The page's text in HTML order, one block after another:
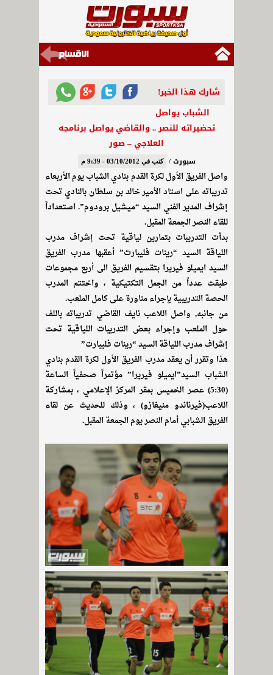
شارك هذا الخبر!
الشباب يواصل
تحضيراته للنصر .. والقاضي يواصل برنامجه
العلاجي – صور
سبورت / كتب في 03/10/2012 - 9:39 م
واصل الفريق الأول لكرة القدم بنادي الشباب يوم الأربعاء
تدريباته على استاد الأمير خالد بن سلطان بالنادي تحت
إشراف المدير الفني السيد “ميشيل برودوم”. استعداداً
للقاء النصر الجمعة المقبل.
بدأت التدريبات بتمارين لياقية تحت إشراف مدرب
اللياقة السيد “رينات فليبارت” أعقبها مدرب الفريق
السيد ايميلو فيريرا بتقسيم الفريق الى أربع مجموعات
طبقت عدداً من الجمل التكتيكية ، واختتم المدرب
الحصة التدريبية بإجراء مناورة على كامل الملعب.
من جانبه, واصل اللاعب نايف القاضي تدريباته باللف
حول الملعب وإجراء بعض التدريبات اللياقية تحت
إشراف مدرب اللياقة السيد “رينات فليبارت”
هذا وتقرر أن يعقد مدرب الفريق الأول لكرة القدم بنادي
الشباب السيد”ايميلو فيريرا” مؤتمراً صحفياً الساعة
(5:30) عصر الخميس بمقر المركز الإعلامي ، بمشاركة
اللاعب(فيرناندو منيغازو) ، وذلك للحديث عن لقاء
الفريق الشبابي أمام النصر يوم الجمعة المقبل.